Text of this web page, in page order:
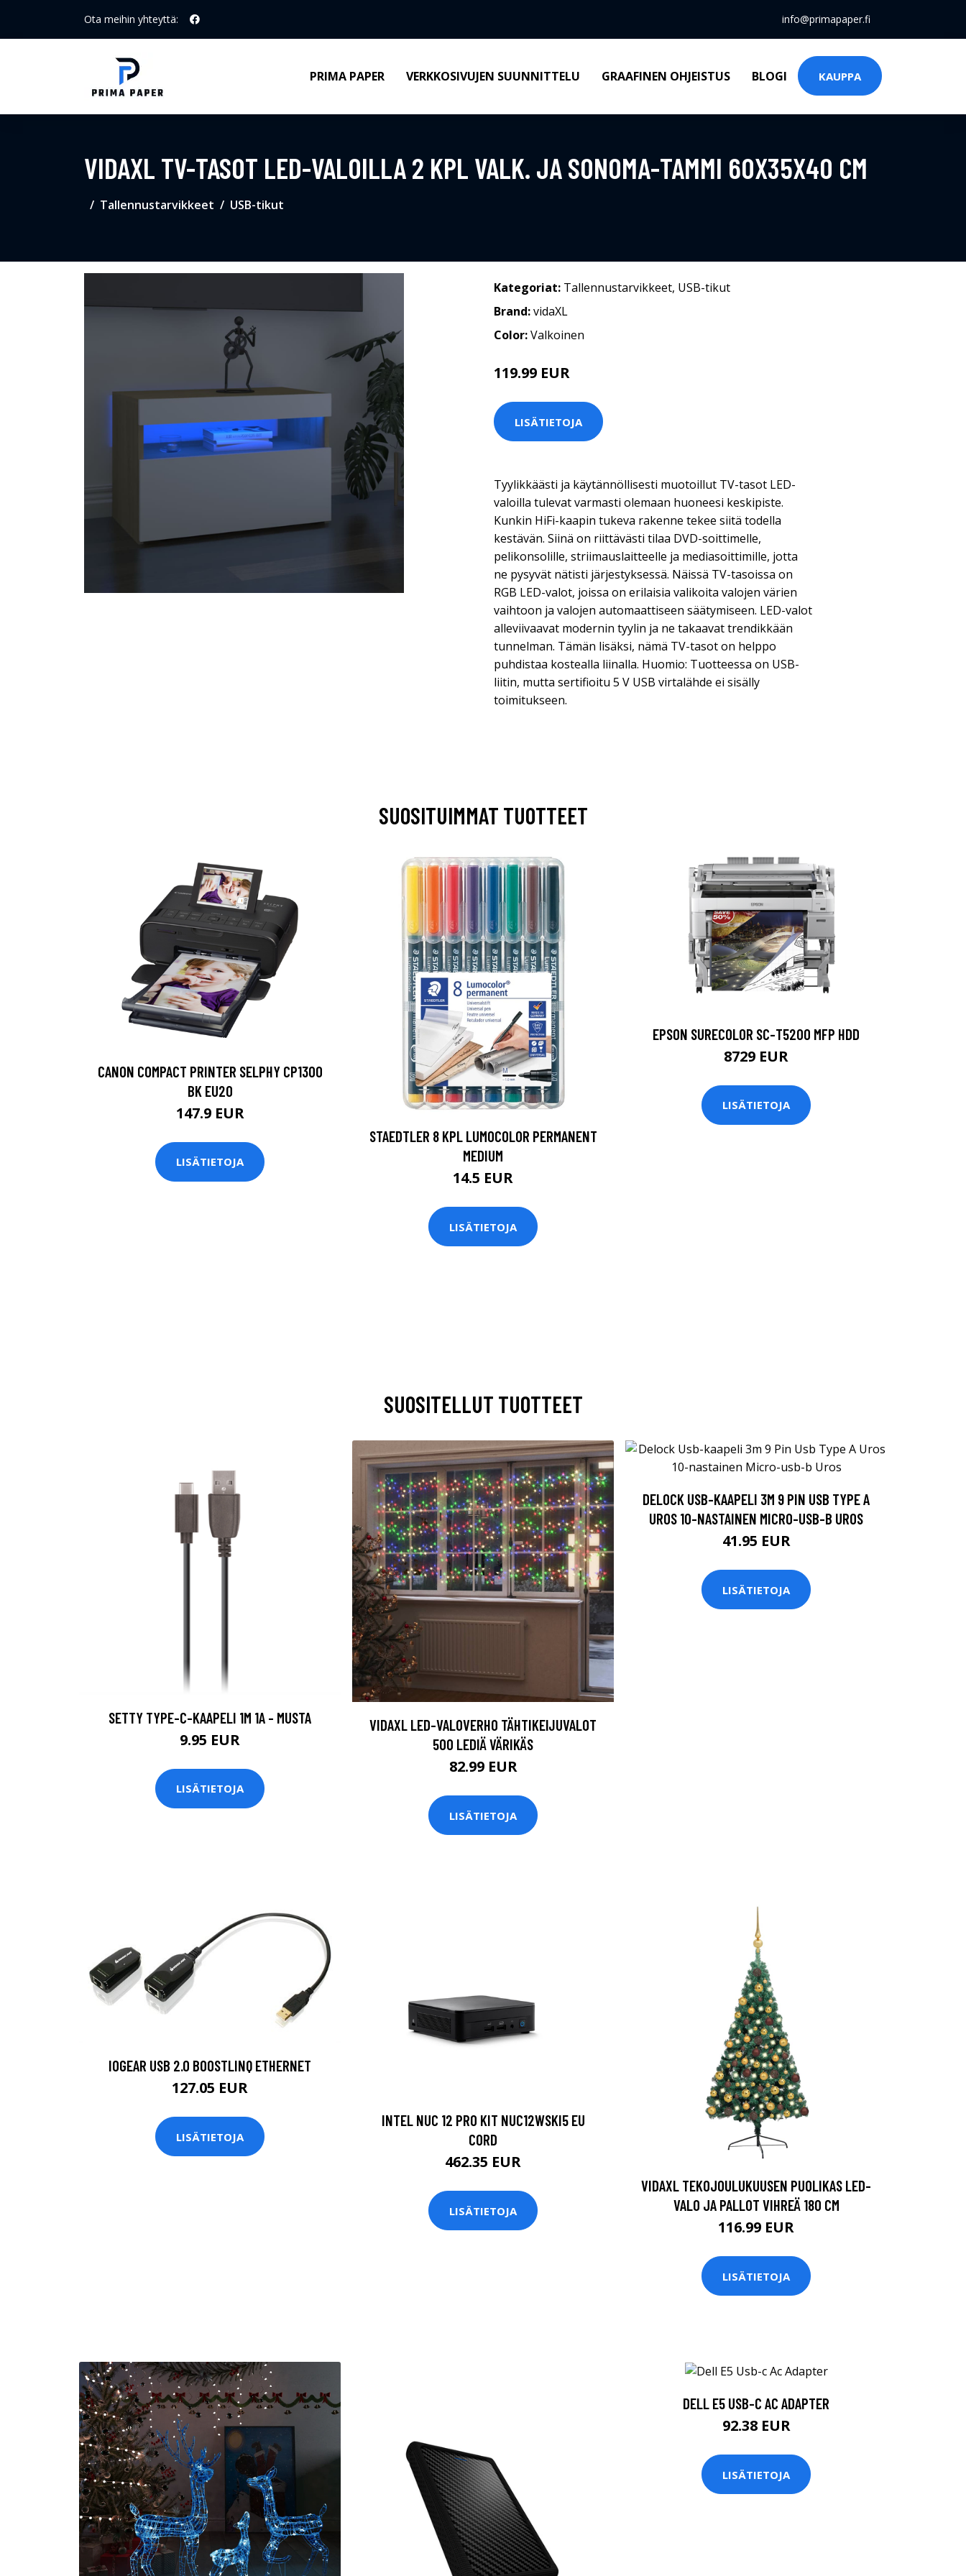
Ota meihin yhteyttä: info@primapaper.fi
PRIMA PAPER VERKKOSIVUJEN SUUNNITTELU GRAAFINEN OHJEISTUS BLOGI KAUPPA
VIDAXL TV-TASOT LED-VALOILLA 2 KPL VALK. JA SONOMA-TAMMI 60X35X40 CM
Tallennustarvikkeet USB-tikut
Kategoriat: Tallennustarvikkeet, USB-tikut
Brand:vidaXL
Color:Valkoinen
119.99 EUR
LISÄTIETOJA
Tyylikkäästi ja käytännöllisesti muotoillut TV-tasot LED-
valoilla tulevat varmasti olemaan huoneesi keskipiste.
Kunkin HiFi-kaapin tukeva rakenne tekee siitä todella
kestävän. Siinä on riittävästi tilaa DVD-soittimelle,
pelikonsolille, striimauslaitteelle ja mediasoittimille, jotta
ne pysyvät nätisti järjestyksessä. Näissä TV-tasoissa on
RGB LED-valot, joissa on erilaisia valikoita valojen värien
vaihtoon ja valojen automaattiseen säätymiseen. LED-valot
alleviivaavat modernin tyylin ja ne takaavat trendikkään
tunnelman. Tämän lisäksi, nämä TV-tasot on helppo
puhdistaa kostealla liinalla. Huomio: Tuotteessa on USB-
liitin, mutta sertifioitu 5 V USB virtalähde ei sisälly
toimitukseen.
SUOSITUIMMAT TUOTTEET
CANON COMPACT PRINTER SELPHY CP1300
BK EU20
147.9 EUR
LISÄTIETOJA
STAEDTLER 8 KPL LUMOCOLOR PERMANENT
MEDIUM
14.5 EUR
LISÄTIETOJA
EPSON SURECOLOR SC-T5200 MFP HDD
8729 EUR
LISÄTIETOJA
SUOSITELLUT TUOTTEET
SETTY TYPE-C-KAAPELI 1M 1A - MUSTA
9.95 EUR
LISÄTIETOJA
VIDAXL LED-VALOVERHO TÄHTIKEIJUVALOT
500 LEDIÄ VÄRIKÄS
82.99 EUR
LISÄTIETOJA
DELOCK USB-KAAPELI 3M 9 PIN USB TYPE A
UROS 10-NASTAINEN MICRO-USB-B UROS
41.95 EUR
LISÄTIETOJA
IOGEAR USB 2.0 BOOSTLINQ ETHERNET
127.05 EUR
LISÄTIETOJA
INTEL NUC 12 PRO KIT NUC12WSKI5 EU
CORD
462.35 EUR
LISÄTIETOJA
VIDAXL TEKOJOULUKUUSEN PUOLIKAS LED-
VALO JA PALLOT VIHREÄ 180 CM
116.99 EUR
LISÄTIETOJA
DELL E5 USB-C AC ADAPTER
92.38 EUR
LISÄTIETOJA